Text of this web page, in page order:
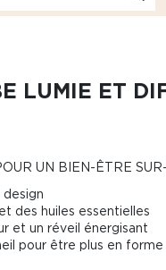
LUMIE ET
UN BIEN-ÊTRE
des huiles essentielles
et un réveil énergisant
pour être plus en forme